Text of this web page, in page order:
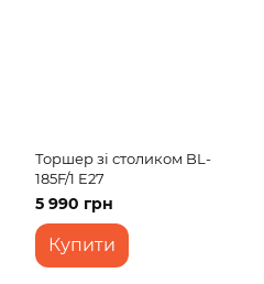
Торшер зі столиком BL-
185F/1 E27
5 990 грн
Купити